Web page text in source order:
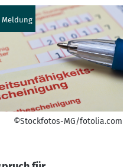
©Stockfotos-MG/fotolia.com